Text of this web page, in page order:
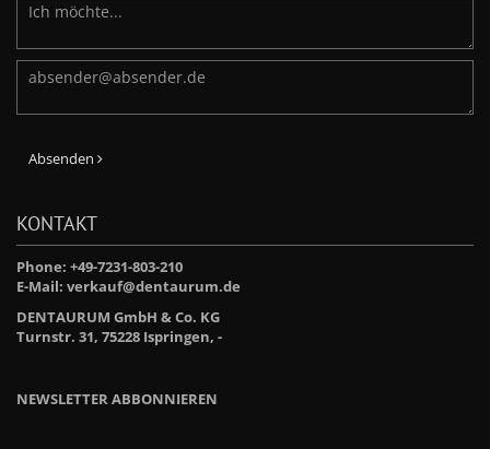
Absenden
KONTAKT
Phone: +49-7231-803-210
E-Mail: verkauf@dentaurum.de
DENTAURUM GmbH & Co. KG
Turnstr. 31, 75228 Ispringen, -
NEWSLETTER ABBONNIEREN